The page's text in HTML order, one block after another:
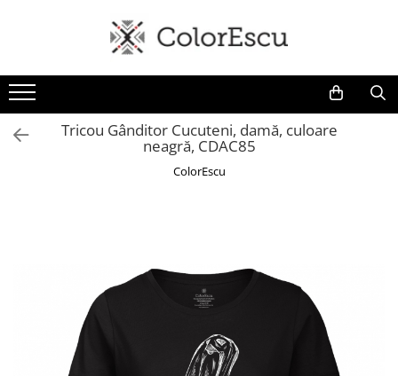
Toate produsele
Tricouri
Tricouri bărbați
Tricouri damă
Bluze si hanorace bărbați
Bluze si hanorace damă
Bluze de trening | Bluze tehnice
Tricou Gânditor Cucuteni, damă, culoare
neagră, CDAC85
ColorEscu